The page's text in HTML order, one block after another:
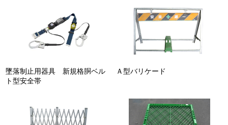
墜落制止用器具 新規格胴ベル
ト型安全帯
Ａ型バリケード